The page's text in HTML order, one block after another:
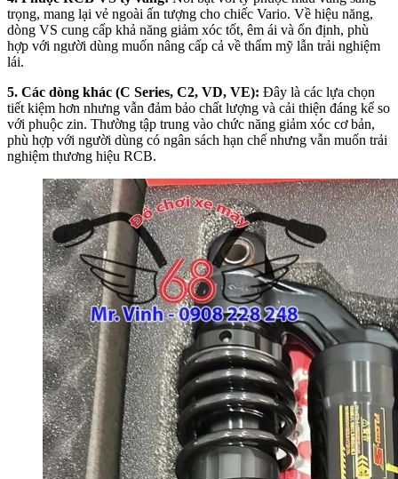
trọng, mang lại vẻ ngoài ấn tượng cho chiếc Vario. Về hiệu năng,
dòng VS cung cấp khả năng giảm xóc tốt, êm ái và ổn định, phù
hợp với người dùng muốn nâng cấp cả về thẩm mỹ lẫn trải nghiệm
lái.
5. Các dòng khác (C Series, C2, VD, VE): Đây là các lựa chọn
tiết kiệm hơn nhưng vẫn đảm bảo chất lượng và cải thiện đáng kể so
với phuộc zin. Thường tập trung vào chức năng giảm xóc cơ bản,
phù hợp với người dùng có ngân sách hạn chế nhưng vẫn muốn trải
nghiệm thương hiệu RCB.